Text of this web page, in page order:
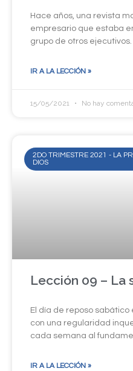
Hace años, una revista
empresario que estaba
grupo de otros
IR A LA LECCIÓN »
15/05/2021 No hay
2DO TRIMESTRE 2021 - LA
DIOS
Lección 09 – La
El día de reposo sabático
con una regularidad
cada semana al
IR A LA LECCIÓN »